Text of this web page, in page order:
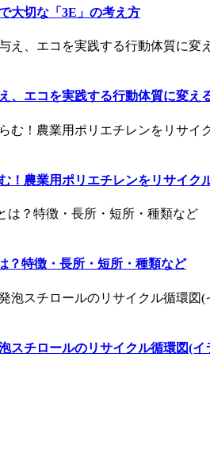
大切な「3E」の考え方
、エコを実践する行動体質に変え
！農業用ポリエチレンをリサイク
？特徴・長所・短所・種類など
スチロールのリサイクル循環図(イ